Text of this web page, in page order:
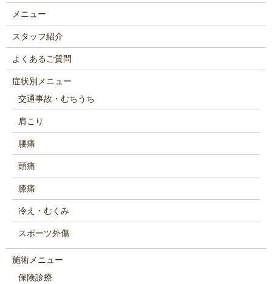
メニュー
スタッフ紹介
よくあるご質問
症状別メニュー
交通事故・むちうち
肩こり
腰痛
頭痛
膝痛
冷え・むくみ
スポーツ外傷
施術メニュー
保険診療